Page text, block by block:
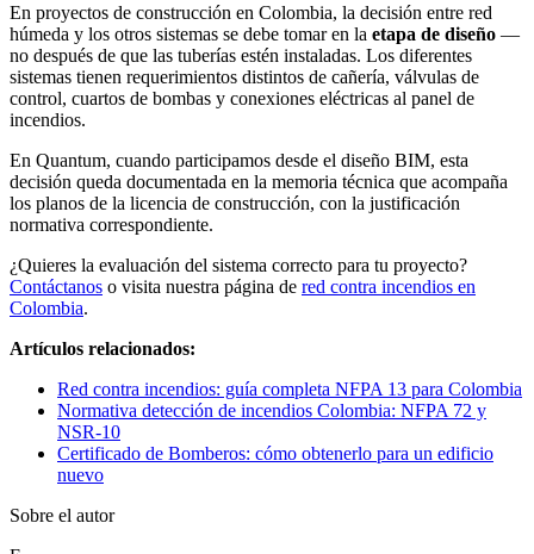
En proyectos de construcción en Colombia, la decisión entre red
húmeda y los otros sistemas se debe tomar en la etapa de diseño —
no después de que las tuberías estén instaladas. Los diferentes
sistemas tienen requerimientos distintos de cañería, válvulas de
control, cuartos de bombas y conexiones eléctricas al panel de
incendios.
En Quantum, cuando participamos desde el diseño BIM, esta
decisión queda documentada en la memoria técnica que acompaña
los planos de la licencia de construcción, con la justificación
normativa correspondiente.
¿Quieres la evaluación del sistema correcto para tu proyecto?
Contáctanos o visita nuestra página de red contra incendios en
Colombia.
Artículos relacionados:
Red contra incendios: guía completa NFPA 13 para Colombia
Normativa detección de incendios Colombia: NFPA 72 y
NSR-10
Certificado de Bomberos: cómo obtenerlo para un edificio
nuevo
Sobre el autor